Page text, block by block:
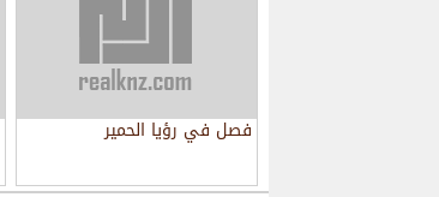
فصل في رؤيا الحمير